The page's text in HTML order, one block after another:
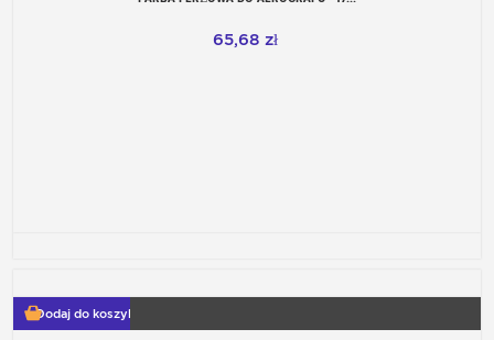
65,68 zł
Dodaj do koszyka